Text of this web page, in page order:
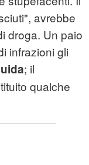
avrebbe
droga. Un paio
infrazioni gli
; il
qualche